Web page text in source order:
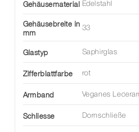
Gehäusematerial Edelstahl
Gehäusebreite in
mm
33
Glastyp Saphirglas
Zifferblattfarbe rot
Armband Veganes
Schliesse Dornschließe